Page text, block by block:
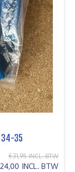
34-35
INCL. BTW
€31,95 INCL. BTW